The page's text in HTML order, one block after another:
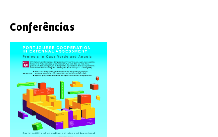
Apresentação de Andreas Schleicher – OCDE
(Coordenadora das Bibliotecas do AE) – AE Gil Vicente,
Lisboa.
Apresentaçãode José Barroso (Professor Bibliotecário) e
Elisa Morais (Professora Bibliotecária) – AE de Real,
Braga.
Apresentação
de Cesário Silva (Diretor) e António Santos
(Professor Bibliotecário) – AE Marinha Poente, Marinha
Conferências